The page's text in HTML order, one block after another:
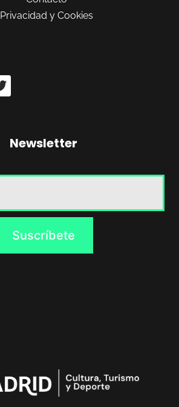
Privacidad y Cookies
Newsletter